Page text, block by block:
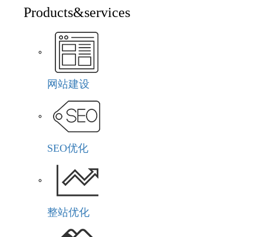
Products&services
网站建设
SEO优化
整站优化